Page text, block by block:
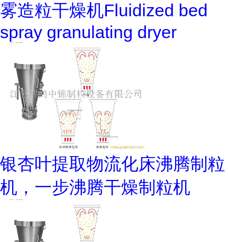
雾造粒干燥机Fluidized bed
spray granulating dryer
银杏叶提取物流化床沸腾制粒
机，一步沸腾干燥制粒机